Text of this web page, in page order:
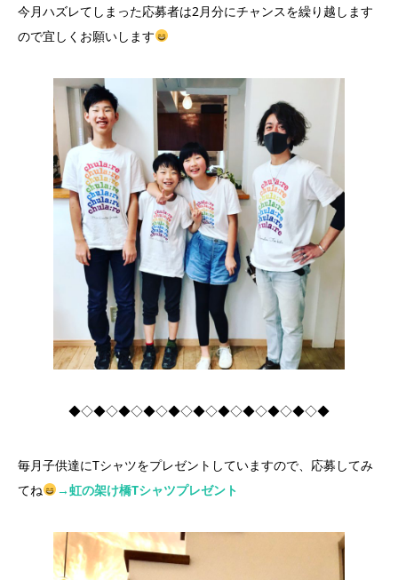
今月ハズレてしまった応募者は2月分にチャンスを繰り越します
ので宜しくお願いします
◆◇◆◇◆◇◆◇◆◇◆◇◆◇◆◇◆◇◆◇◆
毎月子供達にTシャツをプレゼントしていますので、応募してみ
てね
→虹の架け橋Tシャツプレゼント